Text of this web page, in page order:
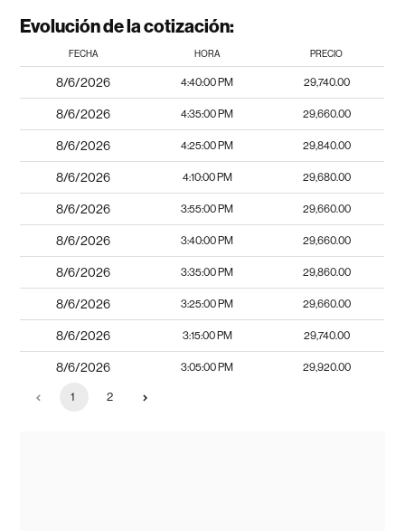
Evolución de la cotización:
FECHA HORA PRECIO
8/6/2026 4:40:00 PM 29,740.00
8/6/2026 4:35:00 PM 29,660.00
8/6/2026 4:25:00 PM 29,840.00
8/6/2026 4:10:00 PM 29,680.00
8/6/2026 3:55:00 PM 29,660.00
8/6/2026 3:40:00 PM 29,660.00
8/6/2026 3:35:00 PM 29,860.00
8/6/2026 3:25:00 PM 29,660.00
8/6/2026 3:15:00 PM 29,740.00
8/6/2026 3:05:00 PM 29,920.00
1 2